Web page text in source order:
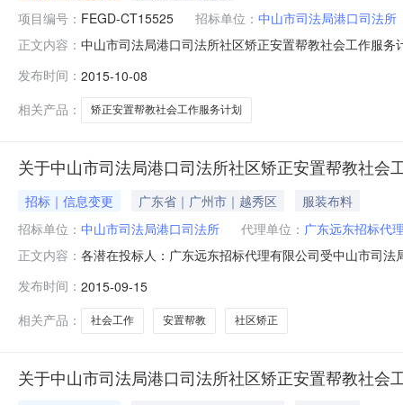
项目编号： FEGD-CT15525 招标单位： 中山市司法局港口司法所
正文内容： 中山市司法局港口司法所社区矫正安置帮教社会工作服
告正文联系人及联系方式：项目联系人详见公告正文项
广东远东招标代理有限公司中
发布时间： 2015-10-08
相关产品：
矫正安置帮教社会工作服务计划
关于中山市司法局港口司法所社区矫正安置帮教社会
招标｜信息变更 广东省｜广州市｜越秀区
服装布料
招标单位： 中山市司法局港口司法所 代理单位： 广东远东招标代
正文内容： 各潜在投标人：广东远东招标代理有限公司受中山市司
日下午15：30（北京时间）3.开评标时间：2015年09月
发布时间： 2015-09-15
相关产品：
社会工作 安置帮教 社区矫正
关于中山市司法局港口司法所社区矫正安置帮教社会